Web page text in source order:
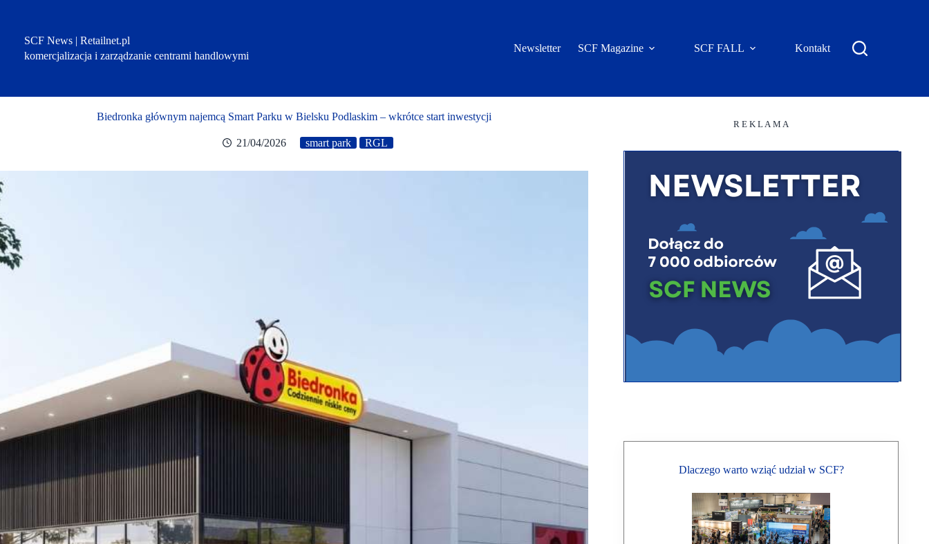
SCF News | Retailnet.pl
komercjalizacja i zarządzanie centrami handlowymi
Newsletter SCF Magazine SCF FALL Kontakt
Biedronka głównym najemcą Smart Parku w Bielsku Podlaskim – wkrótce start inwestycji
21/04/2026 smart park RGL
R E K L A M A
Dlaczego warto wziąć udział w SCF?